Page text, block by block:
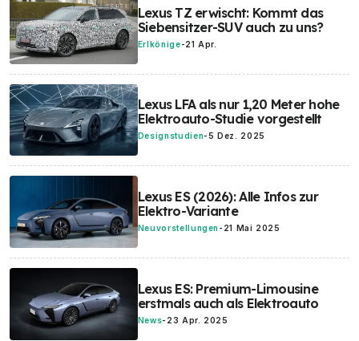
Lexus TZ erwischt: Kommt das
Siebensitzer-SUV auch zu uns?
Erlkönige-21 Apr.
Lexus LFA als nur 1,20 Meter hohe
Elektroauto-Studie vorgestellt
Designstudien-5 Dez. 2025
Lexus ES (2026): Alle Infos zur
Elektro-Variante
Neuvorstellungen - 21 Mai 2025
Lexus ES: Premium-Limousine
erstmals auch als Elektroauto
News- 23 Apr. 2025